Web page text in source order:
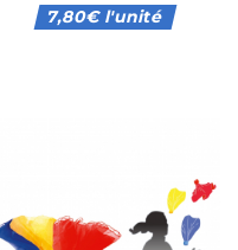
7,80€l'unité